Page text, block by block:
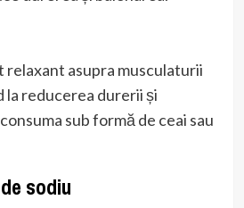
relaxant asupra musculaturii
la reducerea durerii și
sub formă de ceai sau
sodiu